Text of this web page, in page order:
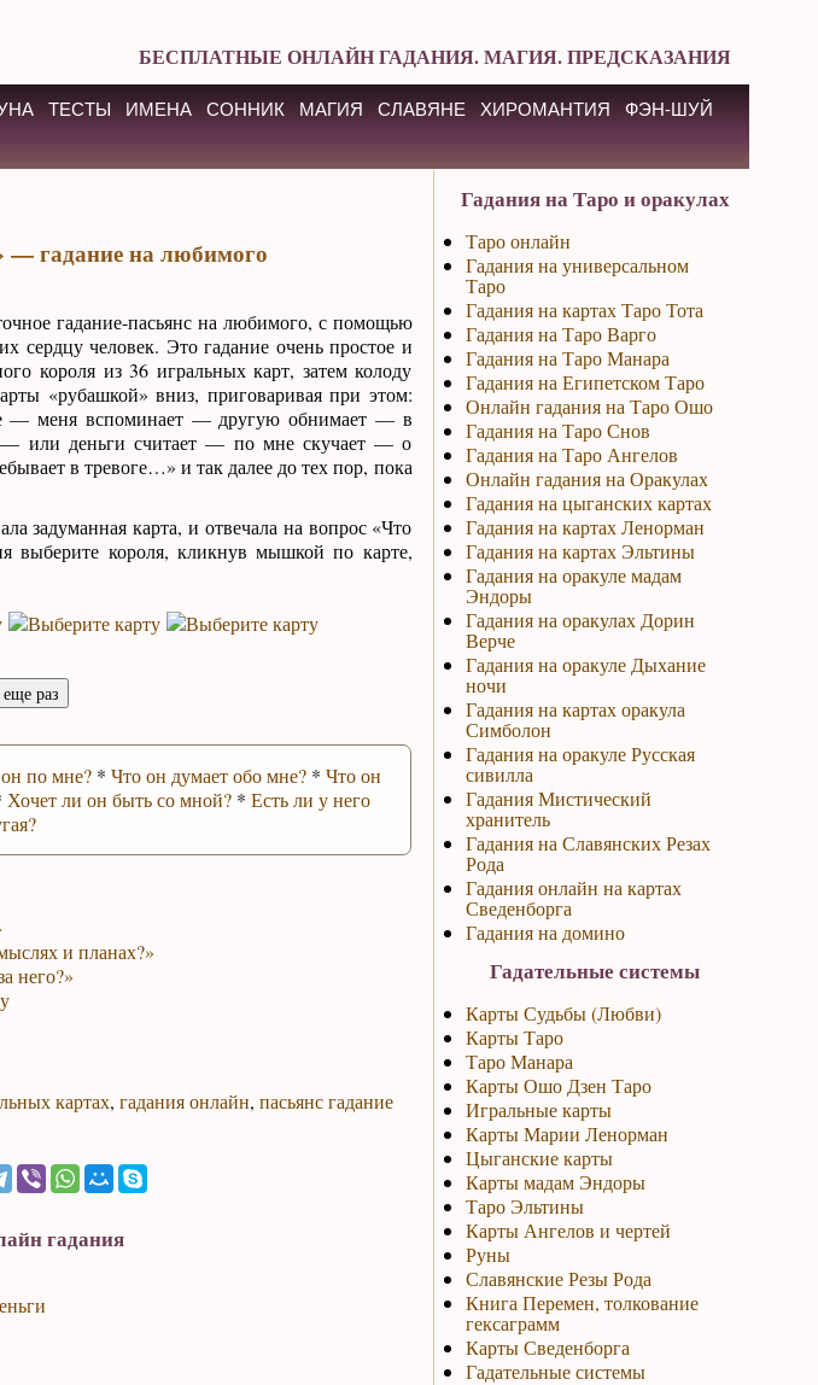
БЕСПЛАТНЫЕ ОНЛАЙН ГАДАНИЯ. МАГИЯ. ПРЕДСКАЗАНИЯ
ТЕСТЫ ИМЕНА СОННИК МАГИЯ СЛАВЯНЕ ХИРОМАНТИЯ
ФЭН-ШУЙ
— гадание на любимого
гадание-пасьянс на любимого, с помощью
сердцу человек. Это гадание очень простое и
короля из 36 игральных карт, затем колоду
«рубашкой» вниз, приговаривая при этом:
— меня вспоминает — другую обнимает — в
или деньги считает — по мне скучает — о
в тревоге…» и так далее до тех пор, пока
задуманная карта, и отвечала на вопрос «Что
выберите короля, кликнув мышкой по карте,
по мне? * Что он думает обо мне? * Что он
Хочет ли он быть со мной? * Есть ли у него
и планах?»
него?»
картах, гадания онлайн, пасьянс гадание
гадания
Гадания на Таро и оракулах
Таро онлайн
Гадания на универсальном
Таро
Гадания на картах Таро Тота
Гадания на Таро Варго
Гадания на Таро Манара
Гадания на Египетском Таро
Онлайн гадания на Таро Ошо
Гадания на Таро Снов
Гадания на Таро Ангелов
Онлайн гадания на Оракулах
Гадания на цыганских картах
Гадания на картах Ленорман
Гадания на картах Эльтины
Гадания на оракуле мадам
Эндоры
Гадания на оракулах Дорин
Верче
Гадания на оракуле Дыхание
ночи
Гадания на картах оракула
Симболон
Гадания на оракуле Русская
сивилла
Гадания Мистический
хранитель
Гадания на Славянских Резах
Рода
Гадания онлайн на картах
Сведенборга
Гадания на домино
Гадательные системы
Карты Судьбы (Любви)
Карты Таро
Таро Манара
Карты Ошо Дзен Таро
Игральные карты
Карты Марии Ленорман
Цыганские карты
Карты мадам Эндоры
Таро Эльтины
Карты Ангелов и чертей
Руны
Славянские Резы Рода
Книга Перемен, толкование
гексаграмм
Карты Сведенборга
Гадательные системы